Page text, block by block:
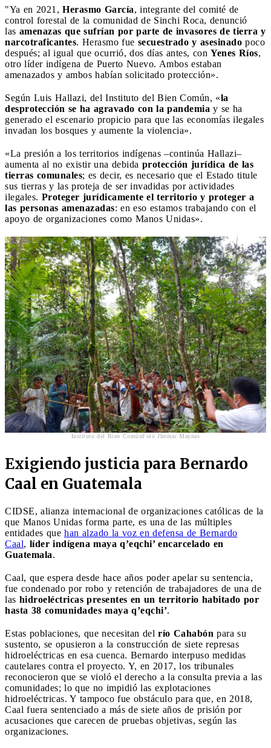
"Ya en 2021, Herasmo García, integrante del comité de
control forestal de la comunidad de Sinchi Roca, denunció
las amenazas que sufrían por parte de invasores de tierra y
narcotraficantes. Herasmo fue secuestrado y asesinado poco
después; al igual que ocurrió, dos días antes, con Yenes Ríos,
otro líder indígena de Puerto Nuevo. Ambos estaban
amenazados y ambos habían solicitado protección».
Según Luis Hallazi, del Instituto del Bien Común, «la
desprotección se ha agravado con la pandemia y se ha
generado el escenario propicio para que las economías ilegales
invadan los bosques y aumente la violencia».
«La presión a los territorios indígenas –continúa Hallazi–
aumenta al no existir una debida protección jurídica de las
tierras comunales; es decir, es necesario que el Estado titule
sus tierras y las proteja de ser invadidas por actividades
ilegales. Proteger jurídicamente el territorio y proteger a
las personas amenazadas: en eso estamos trabajando con el
apoyo de organizaciones como Manos Unidas».
Instituto del Bien ComúnFoto Jhomar Maynas
Exigiendo justicia para Bernardo
Caal en Guatemala
CIDSE, alianza internacional de organizaciones católicas de la
que Manos Unidas forma parte, es una de las múltiples
entidades que han alzado la voz en defensa de Bernardo
Caal, líder indígena maya q’eqchi’ encarcelado en
Guatemala.
Caal, que espera desde hace años poder apelar su sentencia,
fue condenado por robo y retención de trabajadores de una de
las hidroeléctricas presentes en un territorio habitado por
hasta 38 comunidades maya q’eqchi’.
Estas poblaciones, que necesitan del río Cahabón para su
sustento, se opusieron a la construcción de siete represas
hidroeléctricas en esa cuenca. Bernardo interpuso medidas
cautelares contra el proyecto. Y, en 2017, los tribunales
reconocieron que se violó el derecho a la consulta previa a las
comunidades; lo que no impidió las explotaciones
hidroeléctricas. Y tampoco fue obstáculo para que, en 2018,
Caal fuera sentenciado a más de siete años de prisión por
acusaciones que carecen de pruebas objetivas, según las
organizaciones.